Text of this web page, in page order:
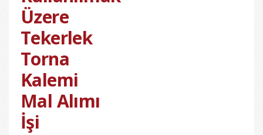
Üzere
Tekerlek
Torna
Kalemi
Mal Alımı
İşi